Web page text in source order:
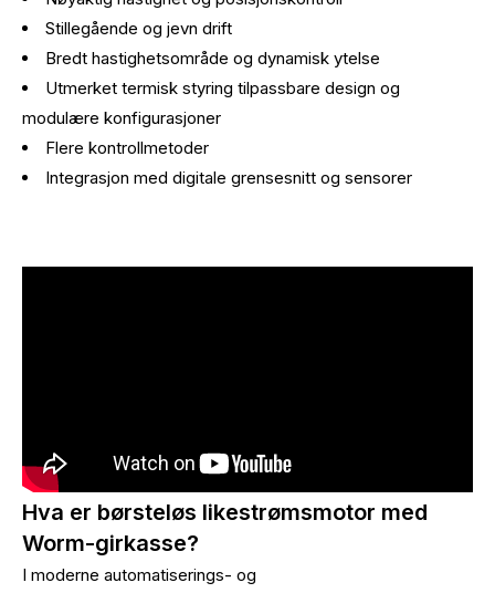
Stillegående og jevn drift
Bredt hastighetsområde og dynamisk ytelse
Utmerket termisk styring tilpassbare design og
modulære konfigurasjoner
Flere kontrollmetoder
Integrasjon med digitale grensesnitt og sensorer
Hva er børsteløs likestrømsmotor med
Worm-girkasse?
I moderne automatiserings- og